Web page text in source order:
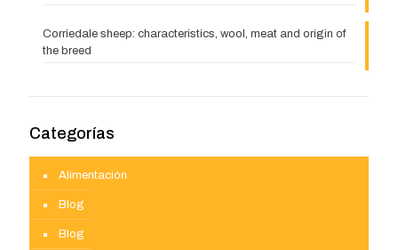
Corriedale sheep: characteristics, wool, meat and origin of
the breed
Categorías
Alimentación
Blog
Blog